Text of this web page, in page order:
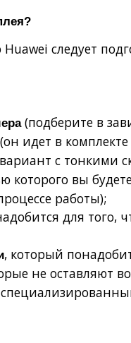
следует
(подберите в
идет в
с тонкими
которого вы
работы);
для
, который
не оставляют